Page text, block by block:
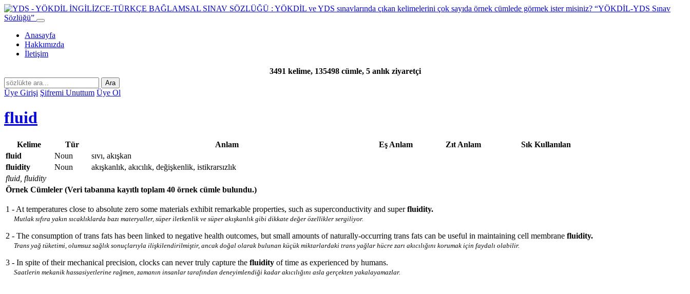
“YÖKDİL-YDS Sınav
Sözlüğü”
Anasayfa
Hakkımızda
İletişim
3491 kelime, 135498 cümle, 5 anlık ziyaretçi
Ara
Üye Girişi Şifremi Unuttum Üye Ol
fluid
Kelime Tür Anlam Eş Anlam Zıt Anlam
Sık Kullanılan
fluid
Noun
sıvı, akışkan
fluidity
Noun
akışkanlık, akıcılık, değişkenlik, istikrarsızlık
fluid, fluidity
Örnek Cümleler (Veri tabanına kayıtlı toplam 40 örnek cümle bulundu.)
1 - At temperatures close to absolute zero some materials exhibit remarkable properties, such as superconductivity and superfluidity.
Mutlak sıfıra yakın sıcaklıklarda bazı materyaller, süper iletkenlik ve süper akışkanlık gibi dikkate değer özellikler sergiliyor.
2 - The consumption of trans fats has been linked to negative health outcomes, but small amounts of naturally-occurring trans fats can be useful in maintaining cell membrane fluidity.
Trans yağ tüketimi, olumsuz sağlık sonuçlarıyla ilişkilendirilmiştir, ancak doğal olarak bulunan küçük miktarlardaki trans yağlar hücre zarı akıcılığını korumak için faydalı olabilir.
3 - In spite of their mechanical precision, clocks can never truly capture the fluidity of time as experienced by humans.
Saatlerin mekanik hassasiyetlerine rağmen, zamanın insanlar tarafından deneyimlendiği kadar akıcılığını asla gerçekten yakalayamazlar.